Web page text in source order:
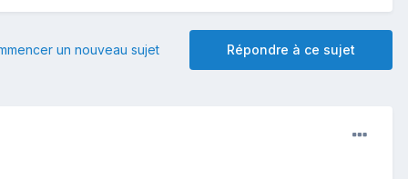
Répondre à ce sujet
un nouveau sujet